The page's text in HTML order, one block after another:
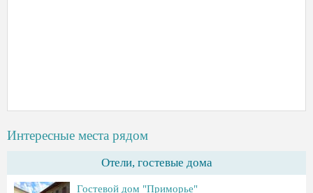
Интересные места рядом
Отели, гостевые дома
Гостевой дом "Приморье"